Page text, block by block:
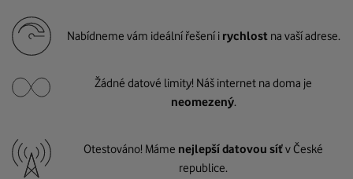
Nabídneme vám ideální řešení i rychlost na vaší adrese.
Žádné datové limity! Náš internet na doma je
neomezený.
Otestováno! Máme nejlepší datovou síťv České
republice.